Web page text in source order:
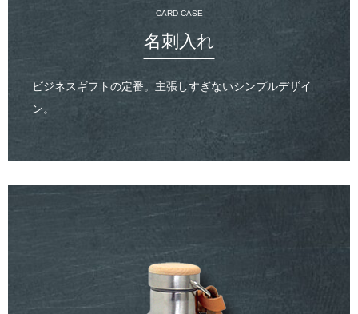
CARD CASE
名刺入れ
ビジネスギフトの定番。主張しすぎないシンプルデザイ
ン。